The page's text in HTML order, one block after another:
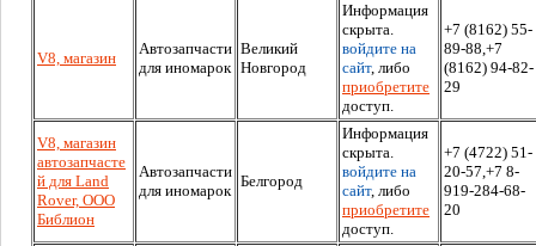
V8, магазин
Автозапчасти
для иномарок
Великий
Новгород
Информация
скрыта.
войдите на
сайт, либо
приобретите
доступ.
+7 (8162) 55-
89-88,+7
(8162) 94-82-
29
V8, магазин
автозапчасте
й для Land
Rover, ООО
Библион
Автозапчасти
для иномарок
Белгород
Информация
скрыта.
войдите на
сайт, либо
приобретите
доступ.
+7 (4722) 51-
20-57,+7 8-
919-284-68-
20